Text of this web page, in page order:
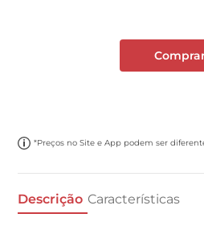
*Preços no Site e App podem ser
Descrição Características